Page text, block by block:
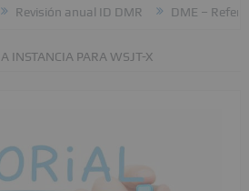
anual ID DMR DME –
INSTANCIA PARA WSJT-X